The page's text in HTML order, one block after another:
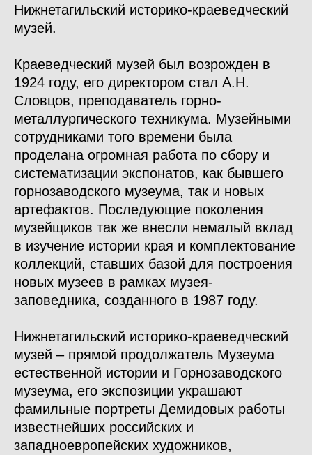
Нижнетагильский историко-краеведческий
музей.
Краеведческий музей был возрожден в
1924 году, его директором стал А.Н.
Словцов, преподаватель горно-
металлургического техникума. Музейными
сотрудниками того времени была
проделана огромная работа по сбору и
систематизации экспонатов, как бывшего
горнозаводского музеума, так и новых
артефактов. Последующие поколения
музейщиков так же внесли немалый вклад
в изучение истории края и комплектование
коллекций, ставших базой для построения
новых музеев в рамках музея-
заповедника, созданного в 1987 году.
Нижнетагильский историко-краеведческий
музей – прямой продолжатель Музеума
естественной истории и Горнозаводского
музеума, его экспозиции украшают
фамильные портреты Демидовых работы
известнейших российских и
западноевропейских художников,